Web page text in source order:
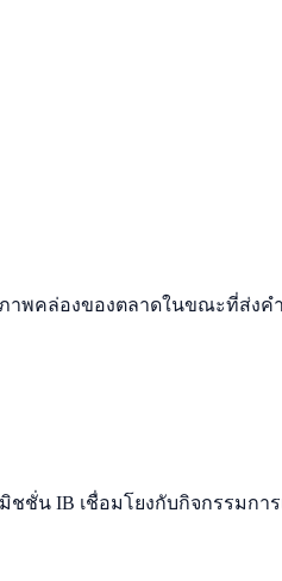
ภาพคล่องของตลาดในขณะที่ส่งค
ชชั่น IB เชื่อมโยงกับกิจกรรมก